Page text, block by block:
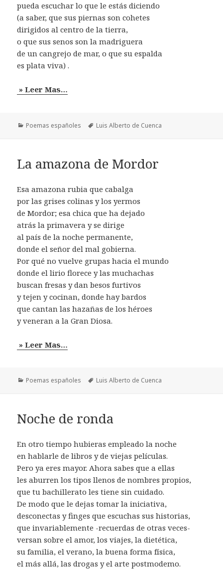
pueda escuchar lo que le estás diciendo
(a saber, que sus piernas son cohetes
dirigidos al centro de la tierra,
o que sus senos son la madriguera
de un cangrejo de mar, o que su espalda
es plata viva) .
» Leer Mas…
Categorías
Poemas españoles Etiquetas
Luis Alberto de Cuenca
La amazona de Mordor
Esa amazona rubia que cabalga
por las grises colinas y los yermos
de Mordor; esa chica que ha dejado
atrás la primavera y se dirige
al país de la noche permanente,
donde el señor del mal gobierna.
Por qué no vuelve grupas hacia el mundo
donde el lirio florece y las muchachas
buscan fresas y dan besos furtivos
y tejen y cocinan, donde hay bardos
que cantan las hazañas de los héroes
y veneran a la Gran Diosa.
» Leer Mas…
Categorías
Poemas españoles Etiquetas
Luis Alberto de Cuenca
Noche de ronda
En otro tiempo hubieras empleado la noche
en hablarle de libros y de viejas películas.
Pero ya eres mayor. Ahora sabes que a ellas
les aburren los tipos llenos de nombres propios,
que tu bachillerato les tiene sin cuidado.
De modo que le dejas tomar la iniciativa,
desconectas y finges que escuchas sus historias,
que invariablemente -recuerdas de otras veces-
versan sobre el amor, los viajes, la dietética,
su familia, el verano, la buena forma física,
el más allá, las drogas y el arte postmodemo.